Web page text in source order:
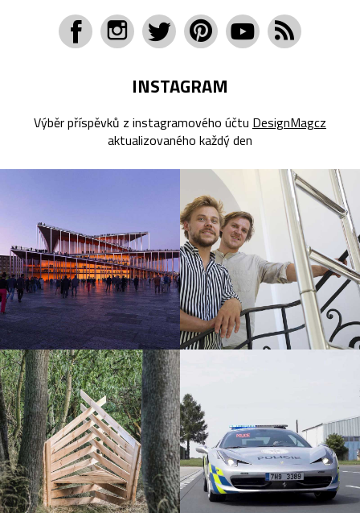
INSTAGRAM
Výběr příspěvků z instagramového účtu DesignMagcz
aktualizovaného každý den